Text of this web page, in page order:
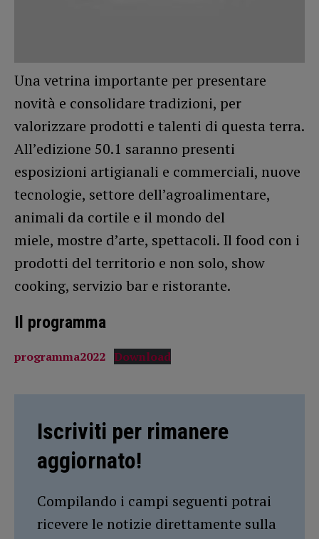
Una vetrina importante per presentare
novità e consolidare tradizioni, per
valorizzare prodotti e talenti di questa terra.
All’edizione 50.1 saranno presenti
esposizioni artigianali e commerciali, nuove
tecnologie, settore dell’agroalimentare,
animali da cortile e il mondo del
miele, mostre d’arte, spettacoli. Il food con i
prodotti del territorio e non solo, show
cooking, servizio bar e ristorante.
Il programma
programma2022 Download
Iscriviti per rimanere
aggiornato!
Compilando i campi seguenti potrai
ricevere le notizie direttamente sulla